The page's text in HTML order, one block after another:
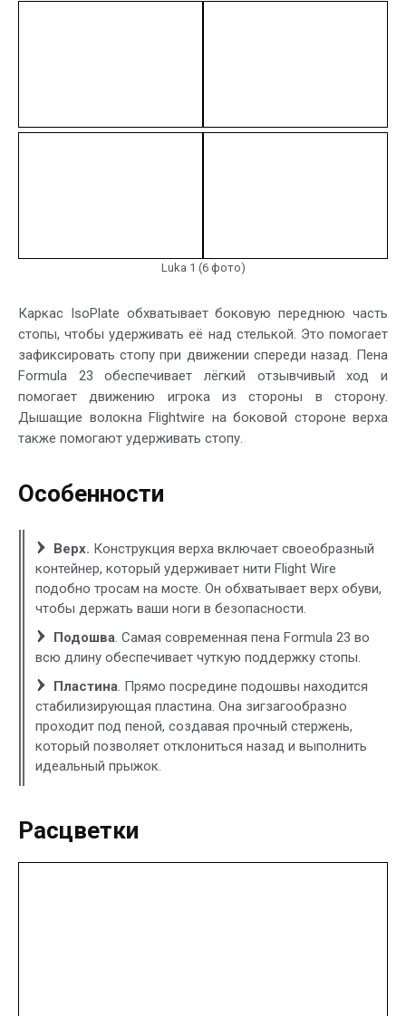
Luka 1 (6 фото)
Каркас IsoPlate обхватывает боковую переднюю часть
стопы, чтобы удерживать её над стелькой. Это помогает
зафиксировать стопу при движении спереди назад. Пена
Formula 23 обеспечивает лёгкий отзывчивый ход и
помогает движению игрока из стороны в сторону.
Дышащие волокна Flightwire на боковой стороне верха
также помогают удерживать стопу.
Особенности
Верх. Конструкция верха включает своеобразный
контейнер, который удерживает нити Flight Wire
подобно тросам на мосте. Он обхватывает верх обуви,
чтобы держать ваши ноги в безопасности.
Подошва. Самая современная пена Formula 23 во
всю длину обеспечивает чуткую поддержку стопы.
Пластина. Прямо посредине подошвы находится
стабилизирующая пластина. Она зигзагообразно
проходит под пеной, создавая прочный стержень,
который позволяет отклониться назад и выполнить
идеальный прыжок.
Расцветки